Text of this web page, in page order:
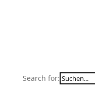
Search for: